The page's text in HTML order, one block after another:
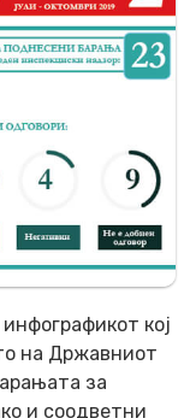
кој
на Државниот
за
и соодветни